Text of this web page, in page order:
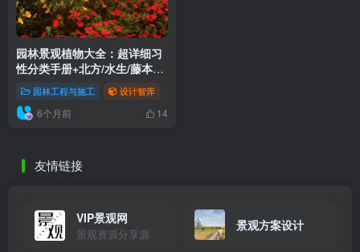
园林景观植物大全：超详细习
性分类手册+北方/水生/藤本植
物图鉴下载（862MB专业资料
包）园林工程与施工 设计智库
6个月前 14
友情链接
VIP景观网
景观资源分享源
景观方案设计